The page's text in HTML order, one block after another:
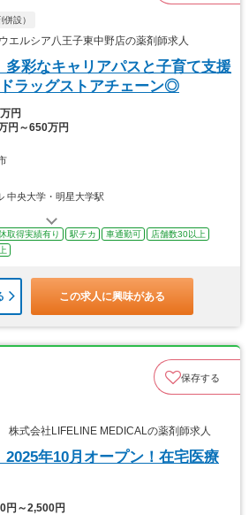
設）
ルシア八王子東中野店の薬剤師求人
多彩なキャリアパスと子育て支援
ラッグストアチェーン◎
円
円～650万円
中央大学・明星大学駅
取得実績有り 駅チカ 車通勤可
店舗数30以上
この求人に興味がある
保存する
式会社LIFELINE MEDICALの薬剤師求人
2025年10月オープン！在宅医療
円～2,500円